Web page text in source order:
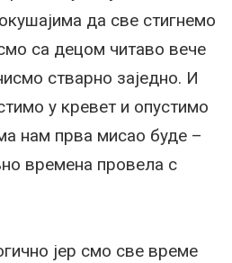
да све стигнемо
са децом читаво вече
стварно заједно. И
у кревет и опустимо
нам прва мисао буде –
времена провела с
јер смо све време